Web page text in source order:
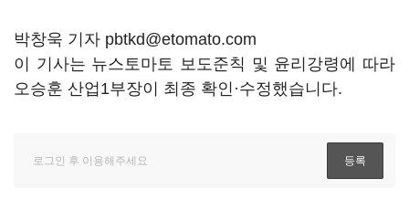
박창욱 기자 pbtkd@etomato.com
이 기사는 뉴스토마토 보도준칙 및 윤리강령에 따라
오승훈 산업1부장이 최종 확인·수정했습니다.